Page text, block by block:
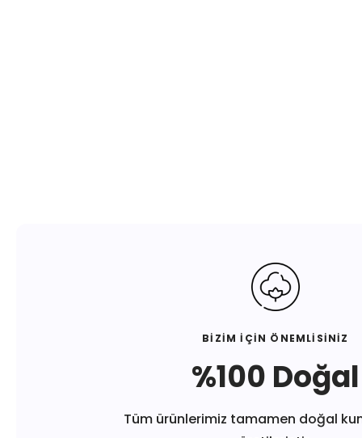
BİZİM İÇİN ÖNEMLİSİNİZ
%100 Doğal
Tüm ürünlerimiz tamamen doğal